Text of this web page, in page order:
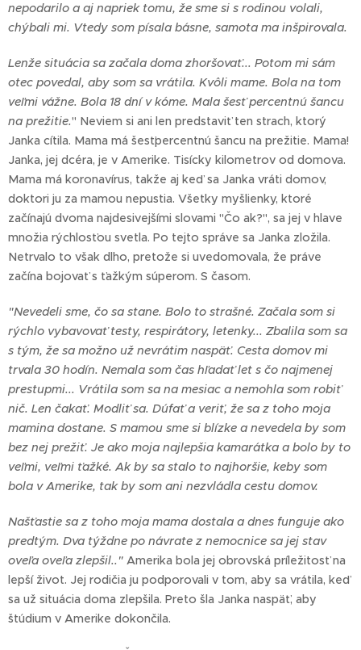
nepodarilo a aj napriek tomu, že sme si s rodinou volali,
chýbali mi. Vtedy som písala básne, samota ma inšpirovala.
Lenže situácia sa začala doma zhoršovať... Potom mi sám
otec povedal, aby som sa vrátila. Kvôli mame. Bola na tom
veľmi vážne. Bola 18 dní v kóme. Mala šesť percentnú šancu
na prežitie." Neviem si ani len predstaviť ten strach, ktorý
Janka cítila. Mama má šesťpercentnú šancu na prežitie. Mama!
Janka, jej dcéra, je v Amerike. Tisícky kilometrov od domova.
Mama má koronavírus, takže aj keď sa Janka vráti domov,
doktori ju za mamou nepustia. Všetky myšlienky, ktoré
začínajú dvoma najdesivejšími slovami "Čo ak?", sa jej v hlave
množia rýchlosťou svetla. Po tejto správe sa Janka zložila.
Netrvalo to však dlho, pretože si uvedomovala, že práve
začína bojovať s ťažkým súperom. S časom.
"Nevedeli sme, čo sa stane. Bolo to strašné. Začala som si
rýchlo vybavovať testy, respirátory, letenky... Zbalila som sa
s tým, že sa možno už nevrátim naspäť. Cesta domov mi
trvala 30 hodín. Nemala som čas hľadať let s čo najmenej
prestupmi... Vrátila som sa na mesiac a nemohla som robiť
nič. Len čakať. Modliť sa. Dúfať a veriť, že sa z toho moja
mamina dostane. S mamou sme si blízke a nevedela by som
bez nej prežiť. Je ako moja najlepšia kamarátka a bolo by to
veľmi, veľmi ťažké. Ak by sa stalo to najhoršie, keby som
bola v Amerike, tak by som ani nezvládla cestu domov.
Našťastie sa z toho moja mama dostala a dnes funguje ako
predtým. Dva týždne po návrate z nemocnice sa jej stav
oveľa oveľa zlepšil.." Amerika bola jej obrovská príležitosť na
lepší život. Jej rodičia ju podporovali v tom, aby sa vrátila, keď
sa už situácia doma zlepšila. Preto šla Janka naspäť, aby
štúdium v Amerike dokončila.